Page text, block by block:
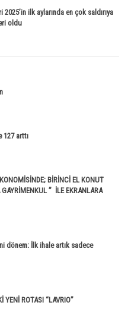
ilk aylarında en çok saldırıya
oldu
127 arttı
BİRİNCİ EL KONUT
” İLE EKRANLARA
dönem: İlk ihale artık sadece
YENİ ROTASI “LAVRIO”